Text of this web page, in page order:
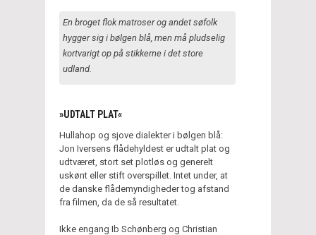
En broget flok matroser og andet søfolk
hygger sig i bølgen blå, men må pludselig
kortvarigt op på stikkerne i det store
udland.
»UDTALT PLAT«
Hullahop og sjove dialekter i bølgen blå:
Jon Iversens flådehyldest er udtalt plat og
udtværet, stort set plotløs og generelt
uskønt eller stift overspillet. Intet under, at
de danske flådemyndigheder tog afstand
fra filmen, da de så resultatet.
Ikke engang Ib Schønberg og Christian